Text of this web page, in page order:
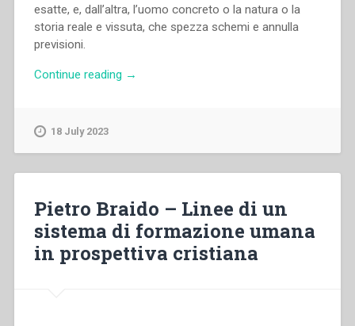
esatte, e, dall’altra, l’uomo concreto o la natura o la
storia reale e vissuta, che spezza schemi e annulla
previsioni.
Continue reading “Pietro
contributo
ad
una
→
18 July 2023
Pietro Braido – Linee di un
sistema di formazione umana
in prospettiva cristiana